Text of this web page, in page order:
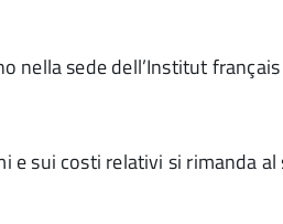
nella sede dell’Institut
e sui costi relativi si rimanda al